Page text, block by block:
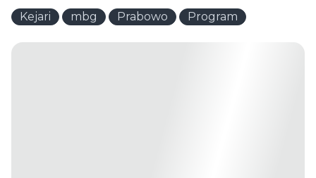
Kejari mbg Prabowo Program